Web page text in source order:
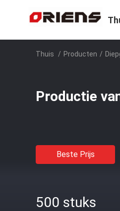
Thuis / Producten /
Productie
Beste Prijs
500 stuks